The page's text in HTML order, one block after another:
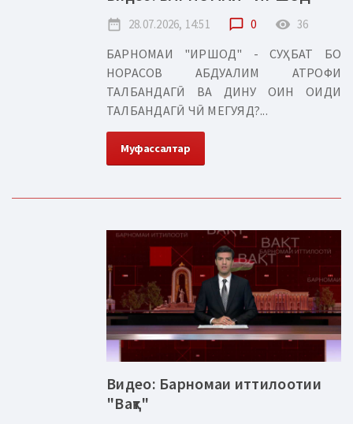
date_range 28.07.2026, 14:51 chat_bubble_outline 0 remove_red_eye 36
БАРНОМАИ "ИРШОД" - СУҲБАТ БО
НОРАСОВ АБДУАЛИМ АТРОФИ
ТАЛБАНДАГӢ ВА ДИНУ ОИН ОИДИ
ТАЛБАНДАГӢ ЧӢ МЕГУЯД?...
Муфассалтар
Видео: Барномаи иттилоотии
"Вақт"